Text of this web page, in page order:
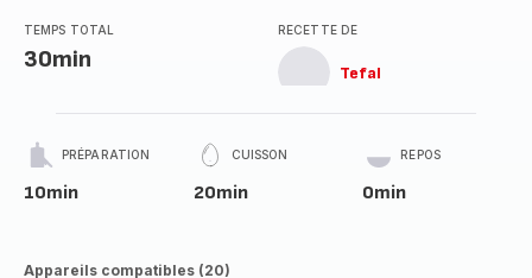
TEMPS TOTAL
30min
RECETTE DE
Tefal
PRÉPARATION
10min
CUISSON
20min
REPOS
0min
Appareils compatibles (20)